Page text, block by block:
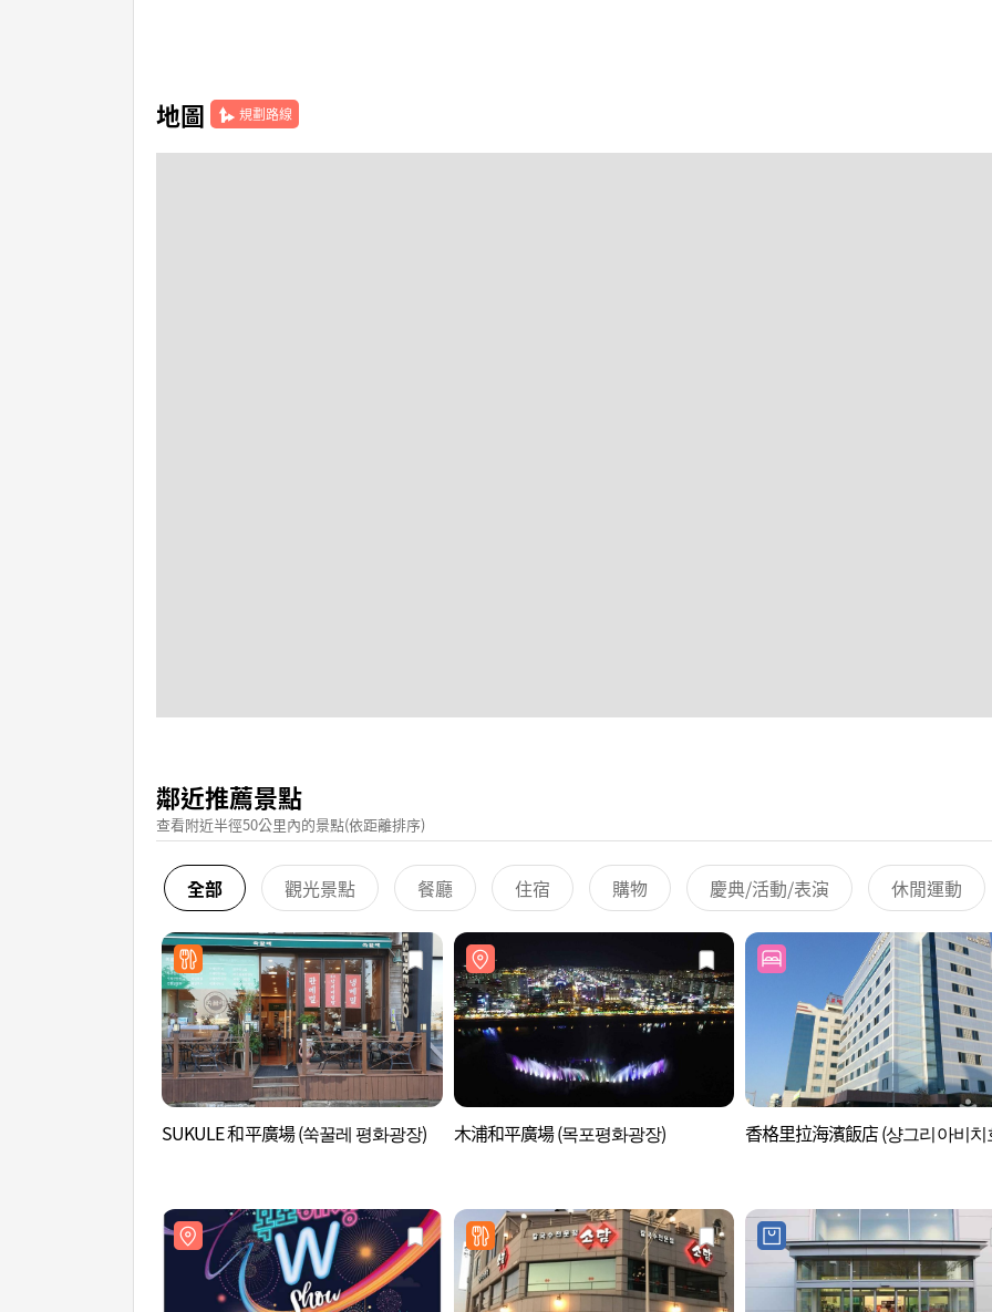
地圖 規劃路線
鄰近推薦景點
查看附近半徑50公里內的景點(依距離排序)
全部 觀光景點 餐廳 住宿 購物 慶典/活動/表演 休閒運動
SUKULE 和平廣場 (쑥꿀레 평화광장) 木浦和平廣場 (목포평화광장) 香格里拉海濱飯店 (샹그리아비치